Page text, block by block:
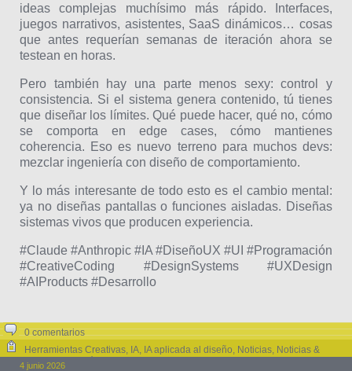
ideas complejas muchísimo más rápido. Interfaces,
juegos narrativos, asistentes, SaaS dinámicos… cosas
que antes requerían semanas de iteración ahora se
testean en horas.
Pero también hay una parte menos sexy: control y
consistencia. Si el sistema genera contenido, tú tienes
que diseñar los límites. Qué puede hacer, qué no, cómo
se comporta en edge cases, cómo mantienes
coherencia. Eso es nuevo terreno para muchos devs:
mezclar ingeniería con diseño de comportamiento.
Y lo más interesante de todo esto es el cambio mental:
ya no diseñas pantallas o funciones aisladas. Diseñas
sistemas vivos que producen experiencia.
#Claude #Anthropic #IA #DiseñoUX #UI #Programación
#CreativeCoding #DesignSystems #UXDesign
#AIProducts #Desarrollo
0 comentarios
Herramientas Creativas, IA, IA aplicada al diseño, Noticias, Noticias &
Eventos
, Programación & Web
4 junio 2026